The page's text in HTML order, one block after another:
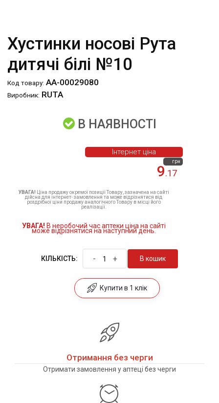
Хустинки носові Рута
дитячі білі №10
Код товару: АА-00029080
Виробник: RUTA
В НАЯВНОСТІ
9.17
грн
Інтернет ціна
УВАГА! Ціна продажу окремої позиції Товару, зазначена на сайті
дійсна для інтернет- замовлення та може відрізнятися від
роздрібної ціни продажу аналогічного Товару в місці його
реалізації.
УВАГА! В неробочий час аптеки ціна на сайті
може відрізнятися на наступний день.
КІЛЬКІСТЬ: - + В кошик
Купити в 1 клік
Отримання без черги
Отримати замовлення у аптеці без черги